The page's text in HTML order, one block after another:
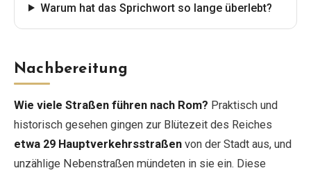
Warum hat das Sprichwort so lange überlebt?
Nachbereitung
Wie viele Straßen führen nach Rom? Praktisch und
historisch gesehen gingen zur Blütezeit des Reiches
etwa 29 Hauptverkehrsstraßen von der Stadt aus, und
unzählige Nebenstraßen mündeten in sie ein. Diese